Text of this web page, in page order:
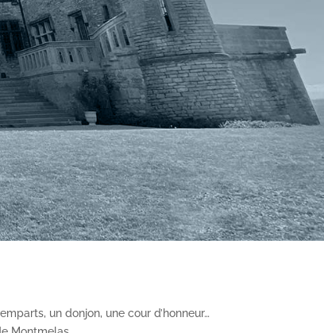
un donjon, une cour d’honneur…